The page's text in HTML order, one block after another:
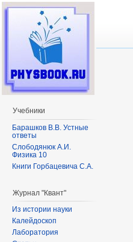
Учебники
Барашков В.В. Устные
ответы
Слободянюк А.И.
Физика 10
Книги Горбацевича С.А.
Журнал "Квант"
Из истории науки
Калейдоскоп
Лаборатория